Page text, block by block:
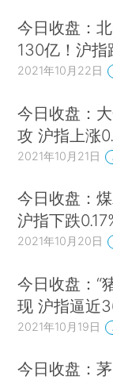
今日收盘：
130亿！沪指
2021年10月22日
今日收盘：
攻 沪指上涨
2021年10月21日
今日收盘：
沪指下跌
2021年10月20日
今日收盘：“
现 沪指逼近
2021年10月19日
今日收盘：